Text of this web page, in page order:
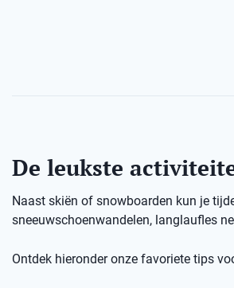
De leukste
Naast skiën of snowboarden kun je
sneeuwschoenwandelen, langlaufles
Ontdek hieronder onze favoriete tips